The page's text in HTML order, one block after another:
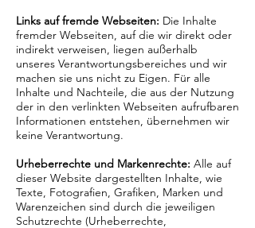
Links auf fremde Webseiten: Die Inhalte
fremder Webseiten, auf die wir direkt oder
indirekt verweisen, liegen außerhalb
unseres Verantwortungsbereiches und wir
machen sie uns nicht zu Eigen. Für alle
Inhalte und Nachteile, die aus der Nutzung
der in den verlinkten Webseiten aufrufbaren
Informationen entstehen, übernehmen wir
keine Verantwortung.
Urheberrechte und Markenrechte: Alle auf
dieser Website dargestellten Inhalte, wie
Texte, Fotografien, Grafiken, Marken und
Warenzeichen sind durch die jeweiligen
Schutzrechte (Urheberrechte,